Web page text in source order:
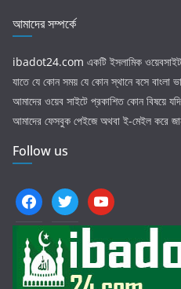
আমাদের সম্পর্কে
ibadot24.com একটি ইসলামিক
যাতে যে কোন সময় যে কোন স্থানে বসে বাংলা
আমাদের ওয়েব সাইটে প্রকাশিত কোন বিষয়ে
আমাদের ফেসবুক পেইজে অথবা ই-মেইল করে
Follow us
facebooktwitter youtube